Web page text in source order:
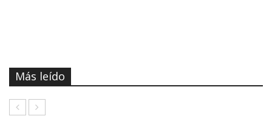
Más leído